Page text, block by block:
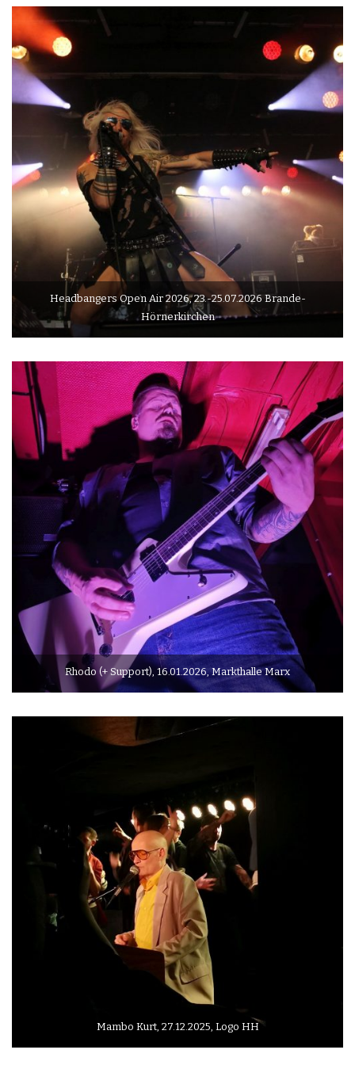
Headbangers Open Air 2026, 23.-25.07.2026 Brande-
Hörnerkirchen
Rhodo (+ Support), 16.01.2026, Markthalle Marx
Mambo Kurt, 27.12.2025, Logo HH